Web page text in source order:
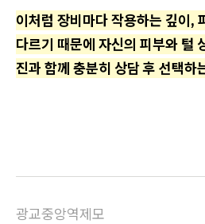
이처럼 장비마다 작용하는 깊이,
다르기 때문에 자신의 피부와 털
진과 함께 충분히 상담 후 선택하
광교중앙역제모